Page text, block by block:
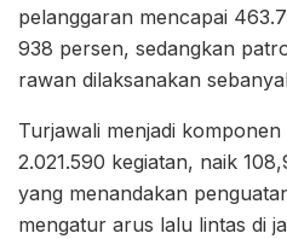
pelanggaran mencapai
938 persen, sedangkan
rawan dilaksanakan
Turjawali menjadi
2.021.590 kegiatan, naik
yang menandakan
mengatur arus lalu lintas di